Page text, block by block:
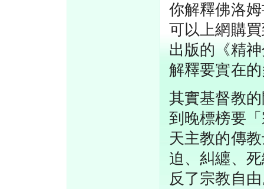
你解釋佛洛
可以上網購
出版的《精
解釋要實在
其實基督教
到晚標榜要
天主教的傳
迫、糾纏、
反了宗教自